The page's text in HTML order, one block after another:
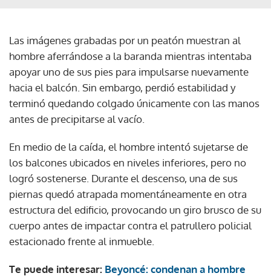
Las imágenes grabadas por un peatón muestran al
hombre aferrándose a la baranda mientras intentaba
apoyar uno de sus pies para impulsarse nuevamente
hacia el balcón. Sin embargo, perdió estabilidad y
terminó quedando colgado únicamente con las manos
antes de precipitarse al vacío.
En medio de la caída, el hombre intentó sujetarse de
los balcones ubicados en niveles inferiores, pero no
logró sostenerse. Durante el descenso, una de sus
piernas quedó atrapada momentáneamente en otra
estructura del edificio, provocando un giro brusco de su
cuerpo antes de impactar contra el patrullero policial
estacionado frente al inmueble.
Te puede interesar: Beyoncé: condenan a hombre